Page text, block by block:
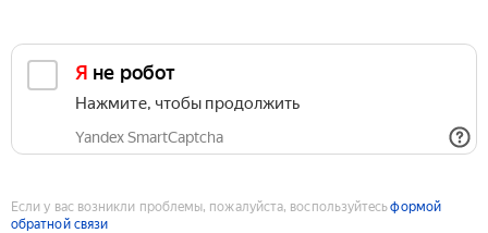
Я не робот
Нажмите, чтобы продолжить
Yandex SmartCaptcha
Если у вас возникли проблемы, пожалуйста, воспользуйтесьформой
обратной связи